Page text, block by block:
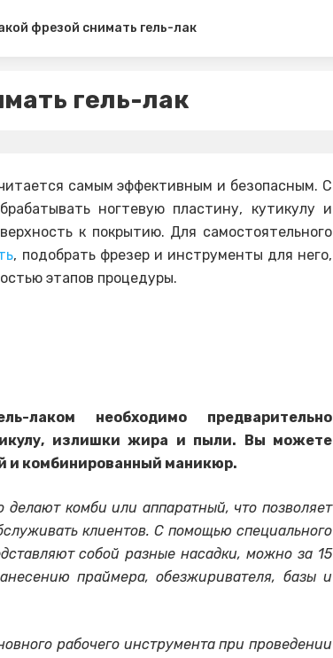
фрезой снимать гель-лак
гель-лак
самым эффективным и безопасным. С
ногтевую пластину, кутикулу и
к покрытию. Для самостоятельного
, подобрать фрезер и инструменты для него,
этапов процедуры.
лаком необходимо предварительно
излишки жира и пыли. Вы можете
и комбинированный маникюр.
делают комби или аппаратный, что позволяет
клиентов. С помощью специального
собой разные насадки, можно за 15
праймера, обезжиривателя, базы и
рабочего инструмента при проведении